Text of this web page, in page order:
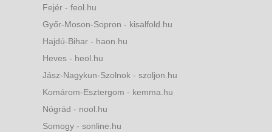
Fejér - feol.hu
Győr-Moson-Sopron - kisalfold.hu
Hajdú-Bihar - haon.hu
Heves - heol.hu
Jász-Nagykun-Szolnok - szoljon.hu
Komárom-Esztergom - kemma.hu
Nógrád - nool.hu
Somogy - sonline.hu